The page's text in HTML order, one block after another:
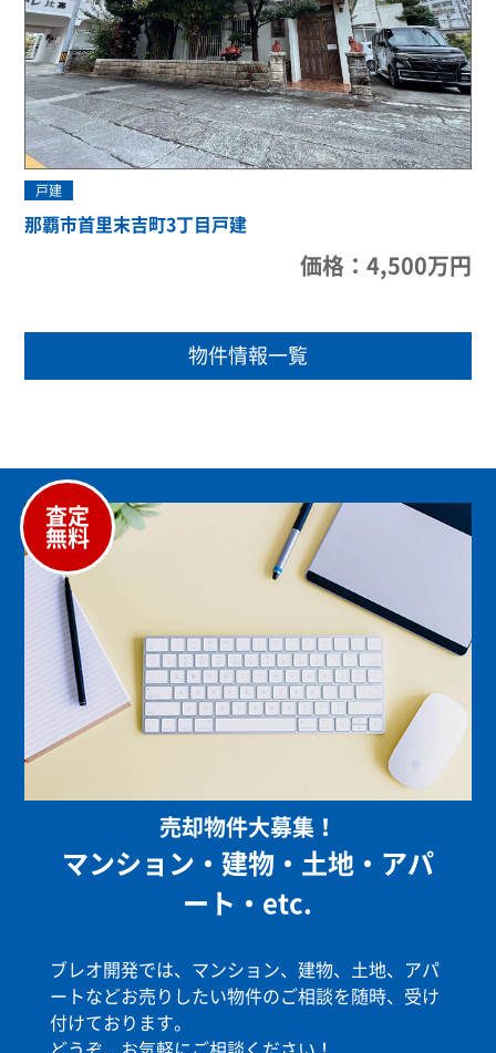
戸建
那覇市首里末吉町3丁目戸建
価格：4,500万円
物件情報一覧
売却物件大募集！
マンション・建物・土地・アパ
ート・etc.
ブレオ開発では、マンション、建物、土地、アパ
ートなどお売りしたい物件のご相談を随時、受け
付けております。
査定
無料